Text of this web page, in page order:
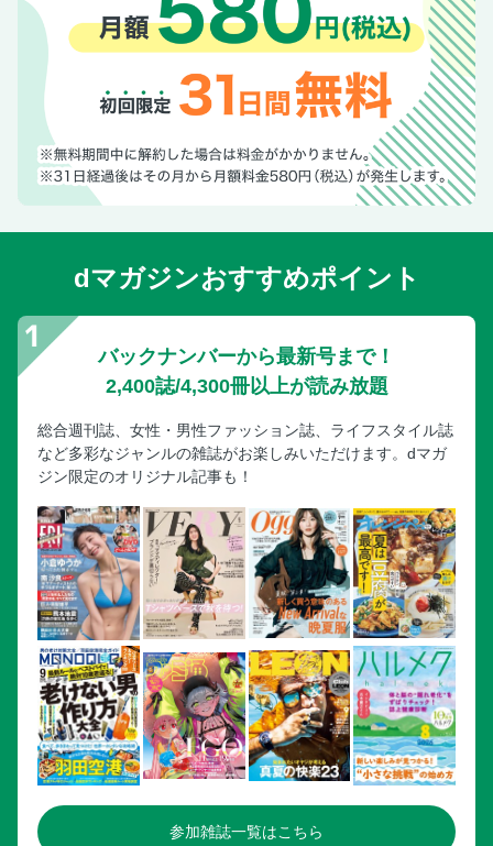
dマガジンおすすめポイント
バックナンバーから最新号まで！
2,400誌/4,300冊以上が読み放題
総合週刊誌、女性・男性ファッション誌、ライフスタイル誌
など多彩なジャンルの雑誌がお楽しみいただけます。dマガ
ジン限定のオリジナル記事も！
参加雑誌一覧はこちら